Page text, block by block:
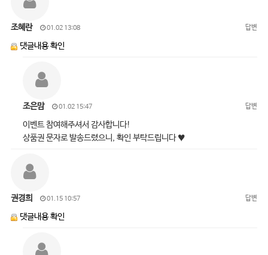
조혜란 01.02 13:08 답변
댓글내용 확인
조은맘 01.02 15:47 답변
이벤트 참여해주셔서 감사합니다!
상품권 문자로 발송드렸으니, 확인 부탁드립니다 ♥
권경희 01.15 10:57 답변
댓글내용 확인